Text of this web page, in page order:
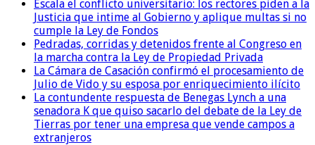
Escala el conflicto universitario: los rectores piden a la
Justicia que intime al Gobierno y aplique multas si no
cumple la Ley de Fondos
Pedradas, corridas y detenidos frente al Congreso en
la marcha contra la Ley de Propiedad Privada
La Cámara de Casación confirmó el procesamiento de
Julio de Vido y su esposa por enriquecimiento ilícito
La contundente respuesta de Benegas Lynch a una
senadora K que quiso sacarlo del debate de la Ley de
Tierras por tener una empresa que vende campos a
extranjeros